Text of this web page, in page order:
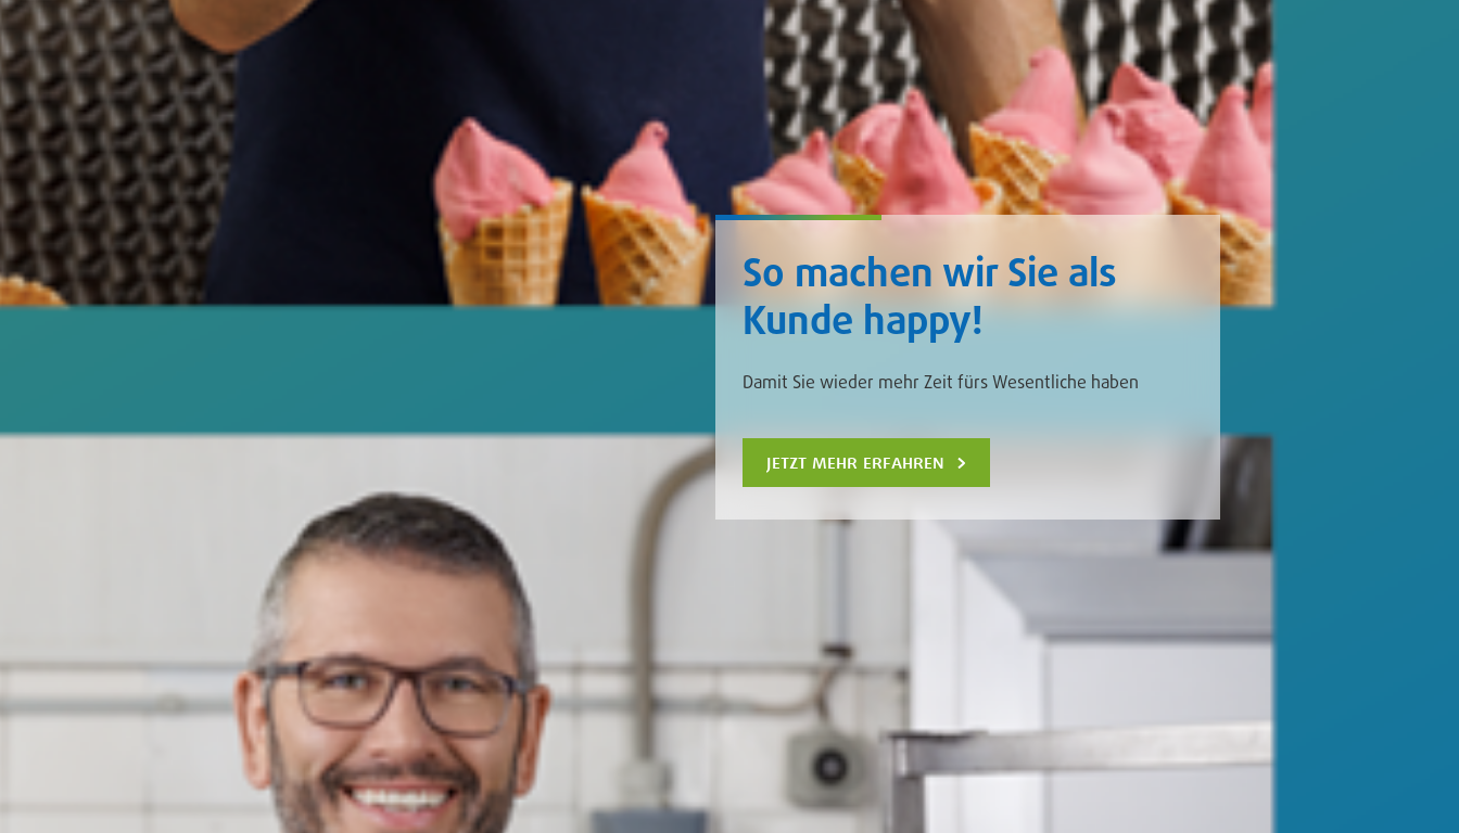
So machen wir Sie als
Kunde happy!
Damit Sie wieder mehr Zeit fürs Wesentliche haben
jetzt mehr erfahren